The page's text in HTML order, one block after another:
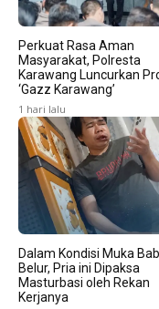
Perkuat Rasa Aman
Masyarakat, Polresta
Karawang Luncurkan
‘Gazz Karawang’
1 hari lalu
Dalam Kondisi Muka
Belur, Pria ini Dipaksa
Masturbasi oleh Rekan
Kerjanya